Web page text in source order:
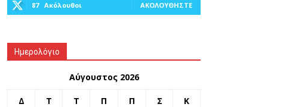
87 Ακόλουθοι ΑΚΟΛΟΥΘΉΣΤΕ
Ημερολόγιο
Αύγουστος 2026
Δ Τ Τ Π Π Σ Κ